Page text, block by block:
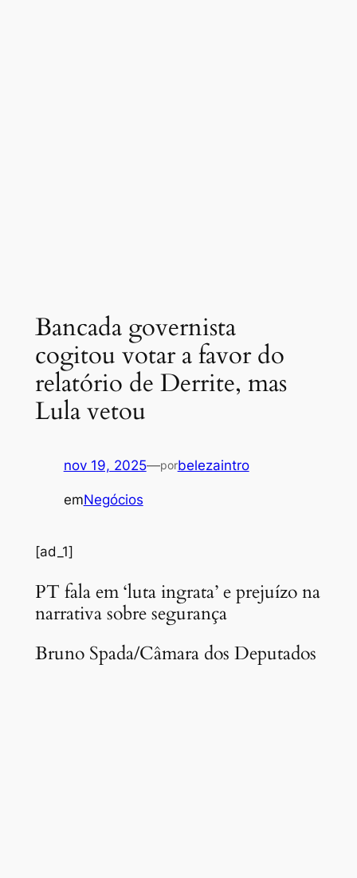
Bancada governista
cogitou votar a favor do
relatório de Derrite, mas
Lula vetou
nov 19, 2025—porbelezaintro
emNegócios
[ad_1]
PT fala em ‘luta ingrata’ e prejuízo na
narrativa sobre segurança
Bruno Spada/Câmara dos Deputados